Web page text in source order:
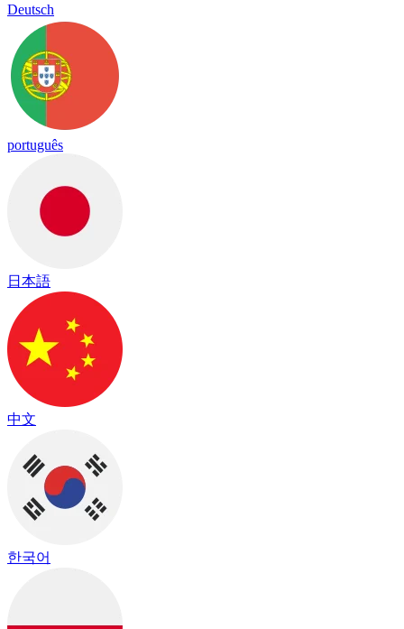
Deutsch
português
日本語
中文
한국어